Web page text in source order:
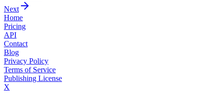
Next
Home
Pricing
API
Contact
Blog
Privacy Policy
Terms of Service
Publishing License
X